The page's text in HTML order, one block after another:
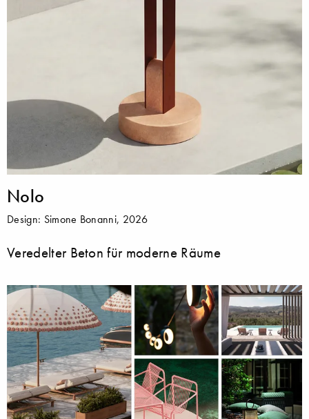
Nolo
Design: Simone Bonanni, 2026
Veredelter Beton für moderne Räume